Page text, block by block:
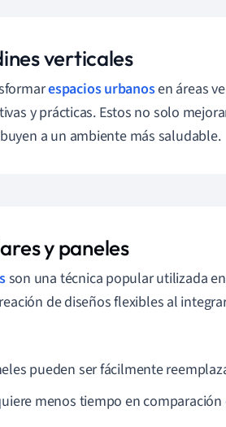
verticales
espacios urbanosen áreas
y prácticas. Estos no solo
a un ambiente más saludable.
y paneles
son una técnica popular utilizada
de diseños flexibles al
pueden ser fácilmente
menos tiempo en